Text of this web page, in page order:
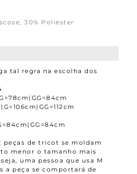
30% Poliéster
tal regra na escolha dos
peças de tricot se moldam
menor o tamanho mais
uma pessoa que usa M
a peça se comportará de